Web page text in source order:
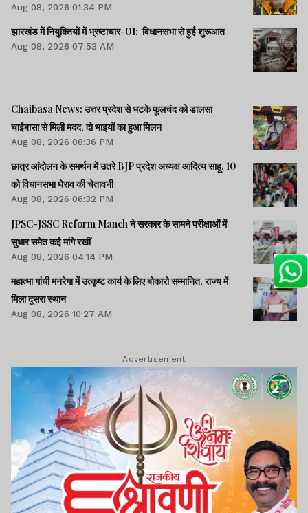
Aug 08, 2026 01:34 PM
झारखंड में नियुक्तियों में भ्रष्टाचार-01: विधानसभा से हुई शुरूआत
Aug 08, 2026 07:53 AM
Chaibasa News: उत्तर प्रदेश से भटके फूलचंद को डालसा
चाईबासा से मिली मदद, दो भाइयों का हुआ मिलन
Aug 08, 2026 08:36 PM
छात्र आंदोलन के समर्थन में उतरे BJP प्रदेश अध्यक्ष आदित्य साहू, 10
को विधानसभा घेराव की चेतावनी
Aug 08, 2026 06:32 PM
JPSC-JSSC Reform Manch ने सरकार के सामने परीक्षाओं में
सुधार समेत कई मांगे रखीं
Aug 08, 2026 04:14 PM
महात्मा गांधी मनरेगा में उत्कृष्ट कार्य के लिए बोकारो सम्मानित, राज्य में
मिला दूसरा स्थान
Aug 08, 2026 10:27 AM
Advertisement